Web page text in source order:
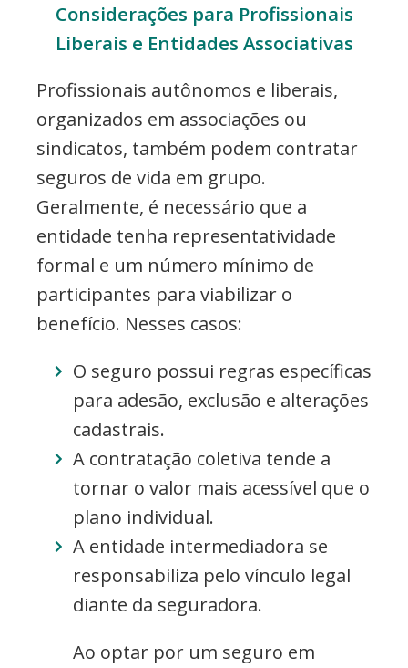
Considerações para Profissionais
Liberais e Entidades Associativas
Profissionais autônomos e liberais,
organizados em associações ou
sindicatos, também podem contratar
seguros de vida em grupo.
Geralmente, é necessário que a
entidade tenha representatividade
formal e um número mínimo de
participantes para viabilizar o
benefício. Nesses casos:
O seguro possui regras específicas
para adesão, exclusão e alterações
cadastrais.
A contratação coletiva tende a
tornar o valor mais acessível que o
plano individual.
A entidade intermediadora se
responsabiliza pelo vínculo legal
diante da seguradora.
Ao optar por um seguro em